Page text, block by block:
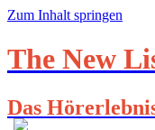
Zum Inhalt springen
The New
Das